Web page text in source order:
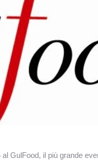
GulFood, il più grande